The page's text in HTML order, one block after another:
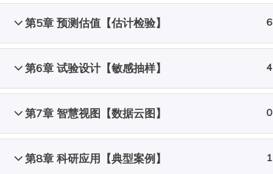
第5章 预测估值【估计检验】 6
第6章 试验设计【敏感抽样】 4
第7章 智慧视图【数据云图】 0
第8章 科研应用【典型案例】 1